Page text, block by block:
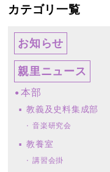
カテゴリ一覧
お知らせ
親里ニュース
本部
教義及史料集成部
音楽研究会
教養室
講習会掛